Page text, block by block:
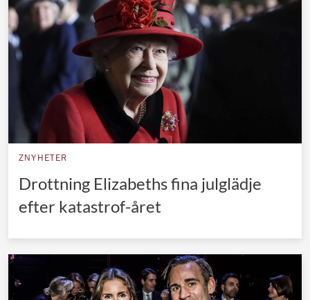
Belgiska kungahuset
Jordanska kungahuset
Luxemburgska storhertighuset
Japanska kejsarhuset
Thailändska kungahuset
Marockanska kungahuset
ZNYHETER
Drottning Elizabeths fina julglädje
efter katastrof-året